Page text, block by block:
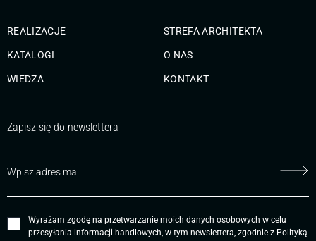
REALIZACJE
KATALOGI
WIEDZA
STREFA ARCHITEKTA
O NAS
KONTAKT
Zapisz się do newslettera
Wyrażam zgodę na przetwarzanie moich danych osobowych w celu
przesyłania informacji handlowych, w tym newslettera, zgodnie z Polityką